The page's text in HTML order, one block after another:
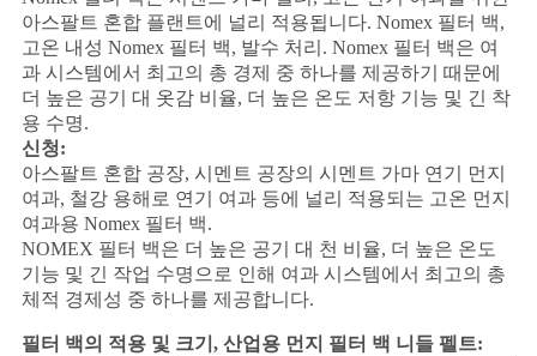
시
오
사
이
트
맵
아스팔트 혼합 플랜트에 널리 적용됩니다. Nomex 필터 백,
고온 내성 Nomex 필터 백, 발수 처리. Nomex 필터 백은 여
과 시스템에서 최고의 총 경제 중 하나를 제공하기 때문에
더 높은 공기 대 옷감 비율, 더 높은 온도 저항 기능 및 긴 착
용 수명.
신청:
아스팔트 혼합 공장, 시멘트 공장의 시멘트 가마 연기 먼지
여과, 철강 용해로 연기 여과 등에 널리 적용되는 고온 먼지
여과용 Nomex 필터 백.
NOMEX 필터 백은 더 높은 공기 대 천 비율, 더 높은 온도
기능 및 긴 작업 수명으로 인해 여과 시스템에서 최고의 총
체적 경제성 중 하나를 제공합니다.
필터 백의 적용 및 크기, 산업용 먼지 필터 백 니들 펠트: